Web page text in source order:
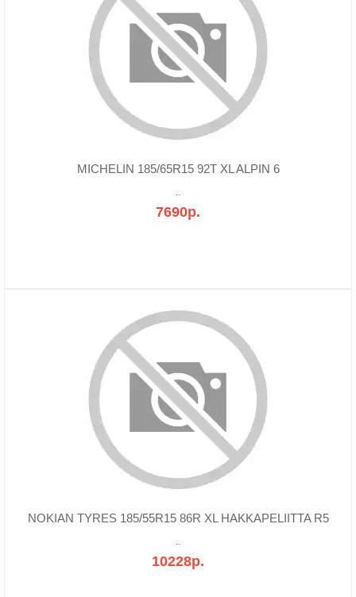
MICHELIN 185/65R15 92T XL ALPIN 6
..
7690р.
NOKIAN TYRES 185/55R15 86R XL HAKKAPELIITTA R5
..
10228р.